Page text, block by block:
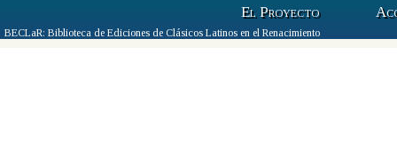
El Proyecto
BECLaR: Biblioteca de Ediciones de Clásicos Latinos en el Renacimiento